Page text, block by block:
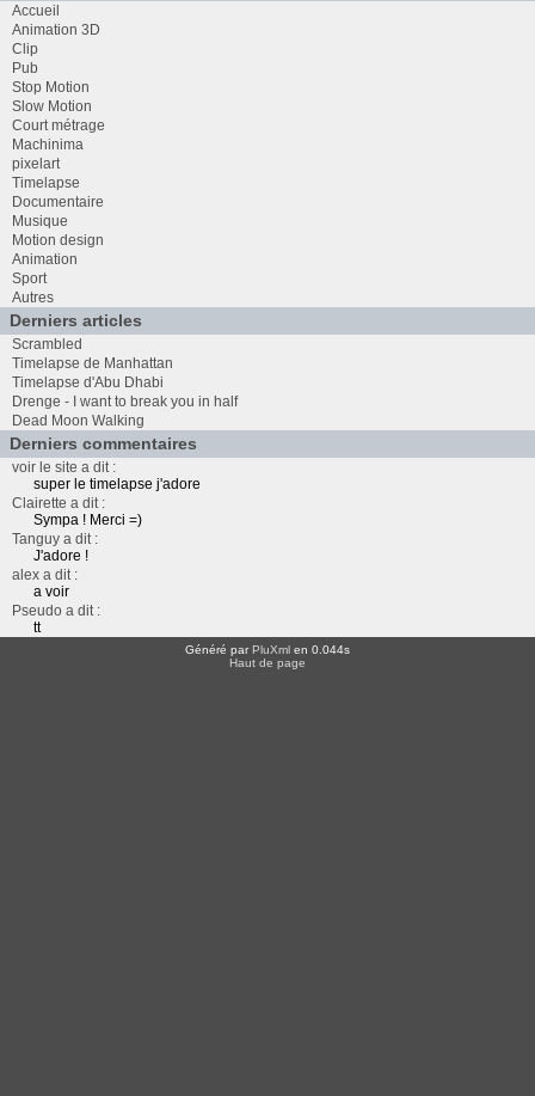
Accueil
Animation 3D
Clip
Pub
Stop Motion
Slow Motion
Court métrage
Machinima
pixelart
Timelapse
Documentaire
Musique
Motion design
Animation
Sport
Autres
Derniers articles
Scrambled
Timelapse de Manhattan
Timelapse d'Abu Dhabi
Drenge - I want to break you in half
Dead Moon Walking
Derniers commentaires
voir le site a dit :
super le timelapse j'adore
Clairette a dit :
Sympa ! Merci =)
Tanguy a dit :
J'adore !
alex a dit :
a voir
Pseudo a dit :
tt
Généré parPluXml en 0.044s
Haut de page